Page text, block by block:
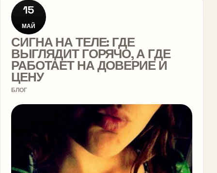
15
МАЙ
СИГНА НА ТЕЛЕ: ГДЕ
ВЫГЛЯДИТ ГОРЯЧО, А ГДЕ
РАБОТАЕТ НА ДОВЕРИЕ И
ЦЕНУ
БЛОГ